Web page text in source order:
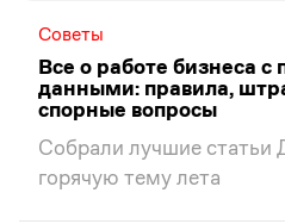
Советы
Все о работе бизнеса
данными: правила,
спорные вопросы
Собрали лучшие статьи
горячую тему лета